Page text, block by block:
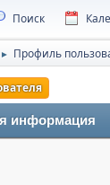
Поиск
► Профиль
информация